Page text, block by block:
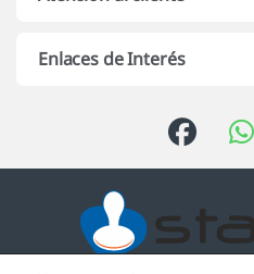
Enlaces de Interés